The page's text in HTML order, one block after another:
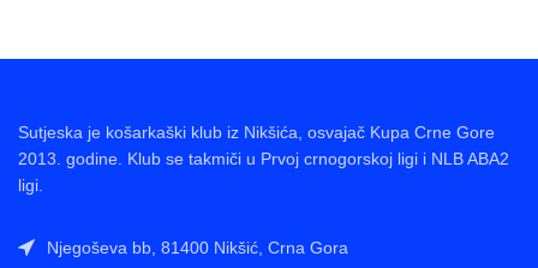
Sutjeska je košarkaški klub iz Nikšića, osvajač Kupa Crne Gore
2013. godine. Klub se takmiči u Prvoj crnogorskoj ligi i NLB ABA2
ligi.
Njegoševa bb, 81400 Nikšić, Crna Gora